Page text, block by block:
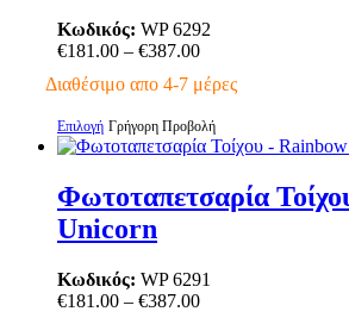
επιλογές
μπορούν
επιλεγούν
σελίδα
του
Κωδικός: WP 6292
€181.00 – €387.00Price
€181.00
€387.00
Διαθέσιμο απο 4-7 μέρες
Επιλογή Αυτό
το
πολλαπλές
παραλλαγές.
επιλογές
μπορούν
Γρήγορη Προβολή
Φωτοταπετσαρία
Unicorn
Κωδικός: WP 6291
€181.00 – €387.00Price